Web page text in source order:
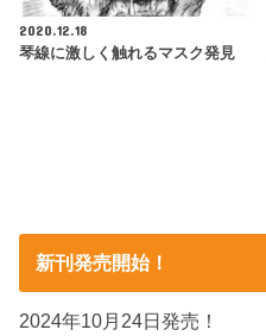
2020.12.18
琴線に激しく触れるマスク発見
新刊発売開始！
2024年10月24日発売！